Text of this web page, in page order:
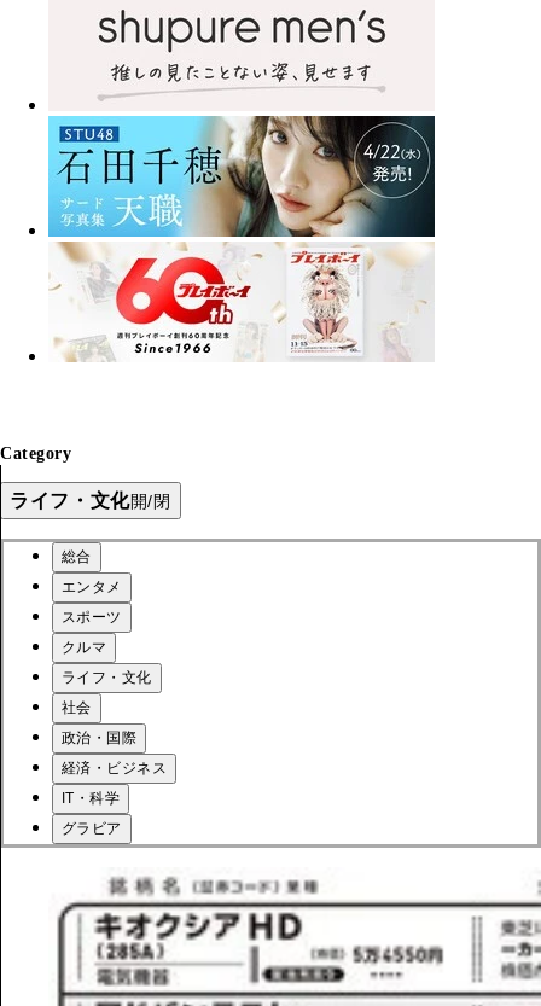
Category
ライフ・文化開/閉
総合
エンタメ
スポーツ
クルマ
ライフ・文化
社会
政治・国際
経済・ビジネス
IT・科学
グラビア